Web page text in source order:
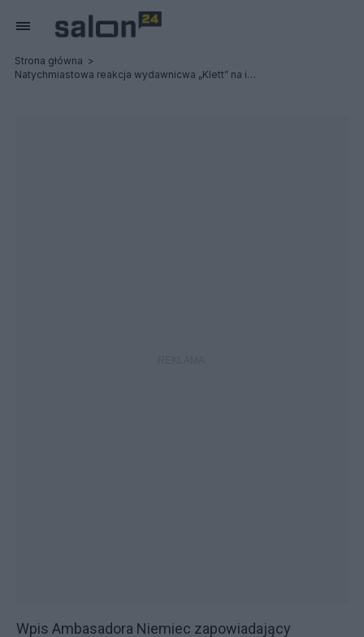
Strona główna
Natychmiastowa reakcja wydawnicwa „Klett” na interwencję Ambasadora Niemiec
Wpis Ambasadora Niemiec zapowiadający